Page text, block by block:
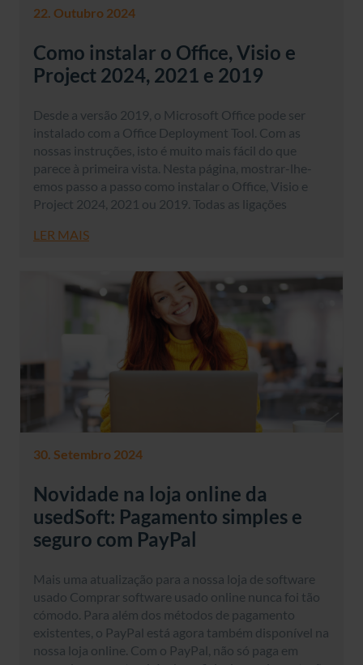
22. Outubro 2024
Como instalar o Office, Visio e
Project 2024, 2021 e 2019
Desde a versão 2019, o Microsoft Office pode ser
instalado com a Office Deployment Tool. Com as
nossas instruções, isto é muito mais fácil do que
parece à primeira vista. Nesta página, mostrar-lhe-
emos passo a passo como instalar o Office, Visio e
Project 2024, 2021 ou 2019. Todas as ligações
LER MAIS
30. Setembro 2024
Novidade na loja online da
usedSoft: Pagamento simples e
seguro com PayPal
Mais uma atualização para a nossa loja de software
usado Comprar software usado online nunca foi tão
cómodo. Para além dos métodos de pagamento
existentes, o PayPal está agora também disponível na
nossa loja online. Com o PayPal, não só paga em